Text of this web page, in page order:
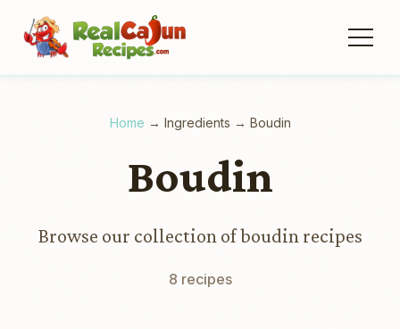
Home → Ingredients → Boudin
Boudin
Browse our collection of boudin recipes
8 recipes